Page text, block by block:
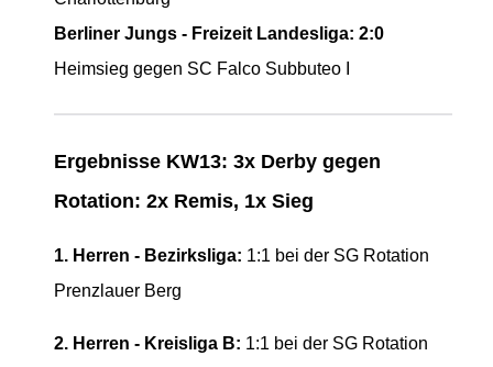
Berliner Jungs - Freizeit Landesliga: 2:0
Heimsieg gegen SC Falco Subbuteo I
Ergebnisse KW13: 3x Derby gegen
Rotation: 2x Remis, 1x Sieg
1. Herren - Bezirksliga: 1:1 bei der SG Rotation
Prenzlauer Berg
2. Herren - Kreisliga B: 1:1 bei der SG Rotation